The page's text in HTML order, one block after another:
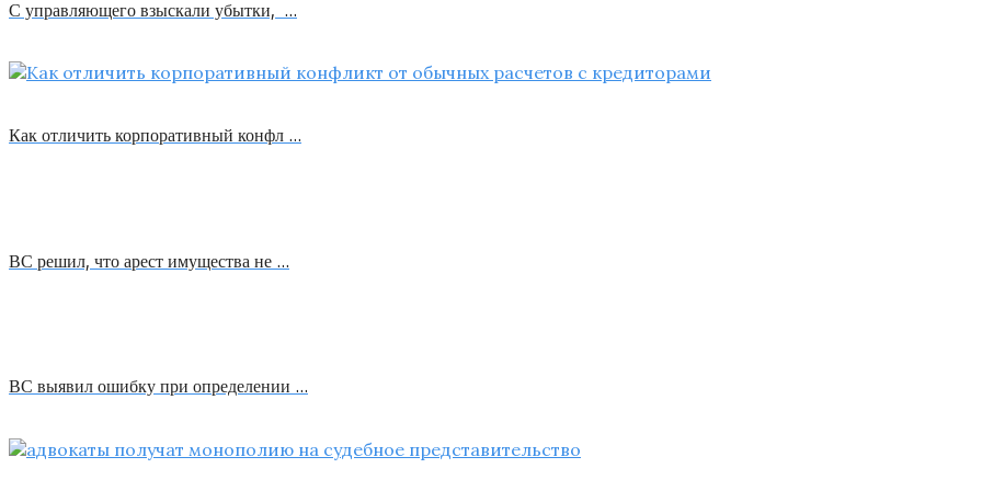
С управляющего взыскали убытки, …
Как отличить корпоративный конфл …
ВС решил, что арест имущества не …
ВС выявил ошибку при определении …